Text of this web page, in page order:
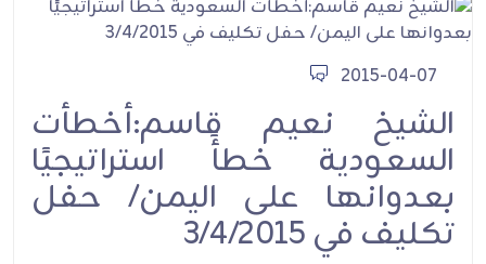
2015-04-07
الشيخ نعيم قاسم:أخطأت
السعودية خطأً استراتيجيًا
بعدوانها على اليمن/ حفل
تكليف في 3/4/2015